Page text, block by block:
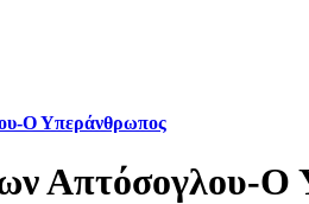
Ο Υπεράνθρωπος
Απτόσογλου-Ο